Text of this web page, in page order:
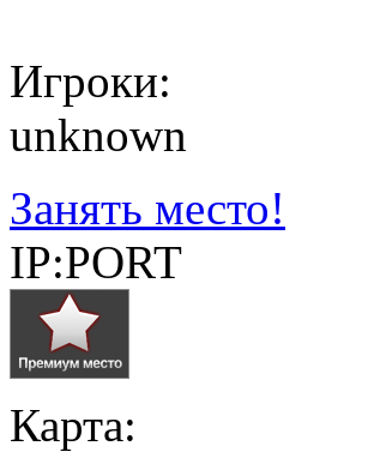
Игроки:
unknown
Занять место!
IP:PORT
Карта: